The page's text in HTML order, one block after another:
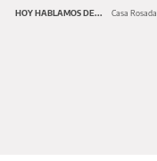
HOY HABLAMOS DE... Casa Rosada